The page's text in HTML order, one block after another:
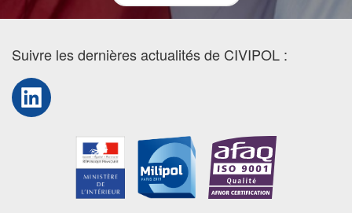
Suivre les dernières actualités de CIVIPOL :
LinkedIn